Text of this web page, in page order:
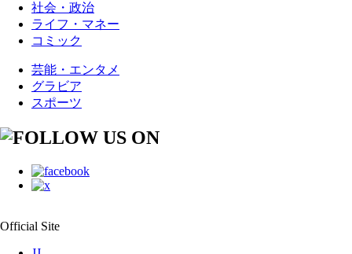
社会・政治
ライフ・マネー
コミック
芸能・エンタメ
グラビア
スポーツ
Official Site